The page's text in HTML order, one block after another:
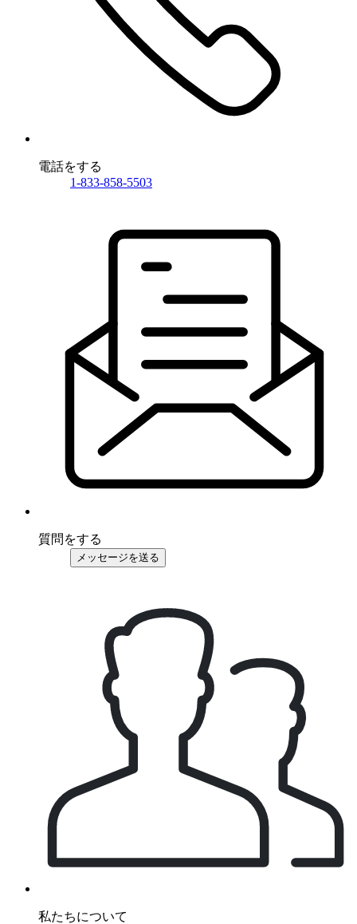
電話をする
1-833-858-5503
質問をする
メッセージを送る
私たちについて